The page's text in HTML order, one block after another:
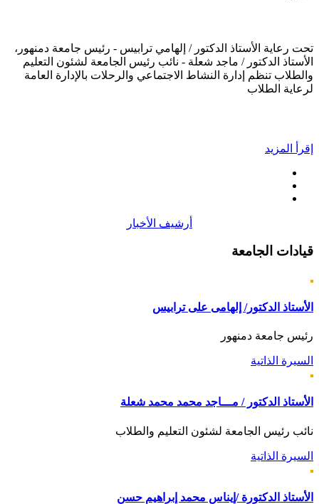
تحت رعاية الأستاذ الدكتور / إلهامي ترابيس - رئيس جامعة دمنهور،
الأستاذ الدكتور / ماجد شعلة - نائب رئيس الجامعة لشئون التعليم
والطلاب تنظم إدارة النشاط الاجتماعي والرحلات بالإدارة العامة
لرعاية الطلاب
إقرأ المزيد
أرشيف الأخبار
قيادات الجامعة
الأستاذ الدكتور/ إلهامى على ترابيس
رئيس جامعة دمنهور
السيرة الذاتية
الأستاذ الدكتور / مـــاجد محمد محمد شعلة
نائب رئيس الجامعة لشئون التعليم والطلاب
السيرة الذاتية
الأستاذ الدكتورة /إيناس محمد إبراهيم حسن